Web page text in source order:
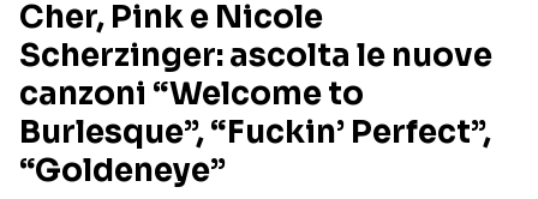
RECENSIONI MUSICALI
INTERVISTE
GOSSIP E CURIOSITÀ
TESTI CANZONI
TOUR ED EVENTI
TALENT SHOW
Cher, Pink e Nicole
Scherzinger: ascolta le nuove
canzoni “Welcome to
Burlesque”, “Fuckin’ Perfect”,
“Goldeneye”